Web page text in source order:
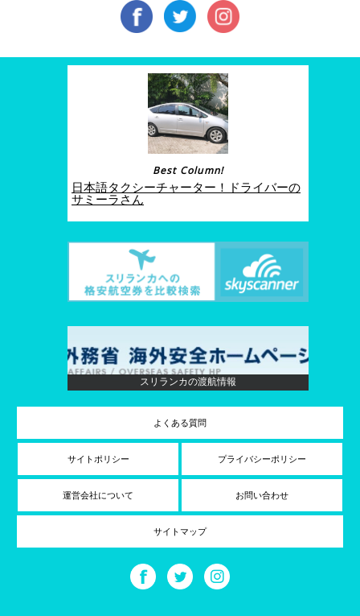
Best Column!
日本語タクシーチャーター！ドライバーの
サミーラさん
スリランカの渡航情報
よくある質問
サイトポリシー プライバシーポリシー
運営会社について お問い合わせ
サイトマップ